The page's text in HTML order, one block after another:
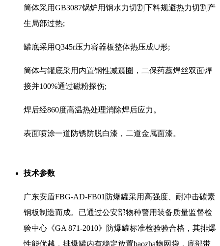
筒体采用GB3087锅炉用钢水力切割下料规避热力切割产
生局部过热;
罐底采用Q345r压力容器板整体热压成∪形;
筒体与罐底采用内置钢性减震圈，二保药蕊焊丝双面焊
接并100%通过磁粉探伤;
焊后经860度高温热处理消除焊后应力。
表面喷涂一道防锈防脱白漆，二道金属面漆。
技术参数
广东安盾FBG-AD-FB01防爆罐采用高强度、耐冲击碳素
钢板制造而成。已通过公安部物种警用装备质量监督检
验中心《GA 871-2010》防爆罐标准检验验合格，其排爆
性能优越，排爆罐内有稳定放置baozha物网袋，底部带